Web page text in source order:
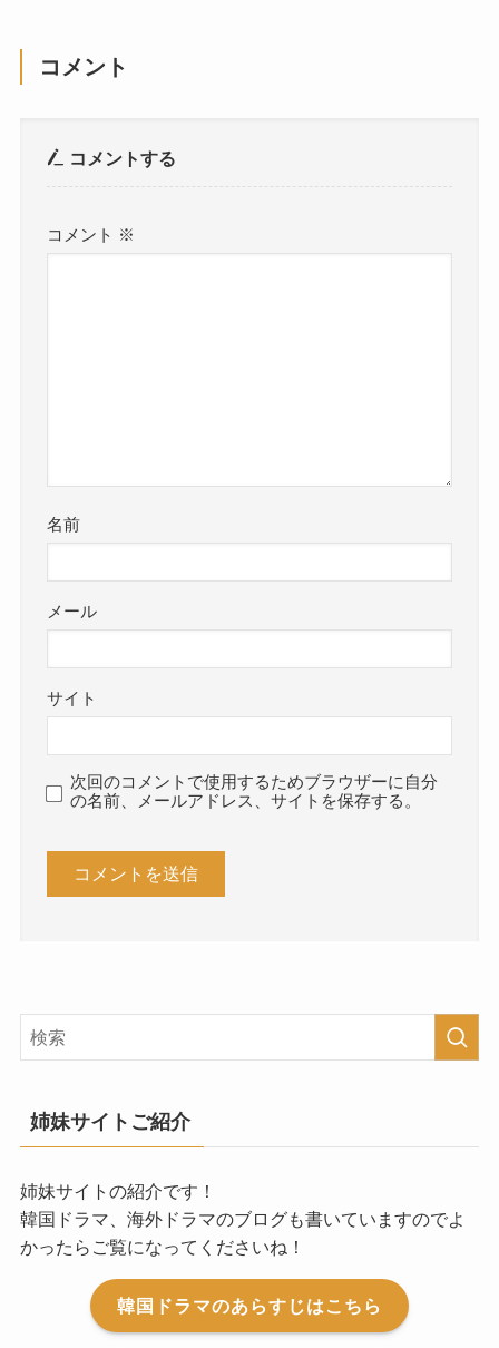
コメント
コメントする
コメント ※
名前
メール
サイト
次回のコメントで使用するためブラウザーに自分
の名前、メールアドレス、サイトを保存する。
姉妹サイトご紹介
姉妹サイトの紹介です！
韓国ドラマ、海外ドラマのブログも書いていますのでよ
かったらご覧になってくださいね！
韓国ドラマのあらすじはこちら